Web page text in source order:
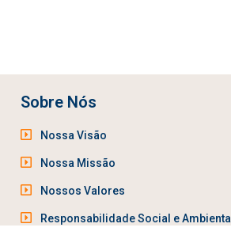
Sobre Nós
Nossa Visão
Nossa Missão
Nossos Valores
Responsabilidade Social e Ambiental